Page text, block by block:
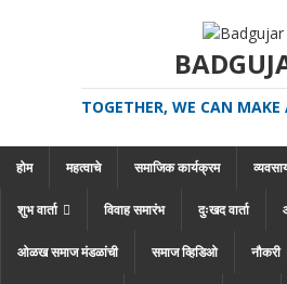
TOGETHER, WE CAN MAKE
होम महत्वाचे समाजिक कार्यक्रम
शुभ वार्ता विवाह समारंभ दुःखद वार्ता
ओळख समाज मंडळांची समाज व्हिडिओ नौकरी